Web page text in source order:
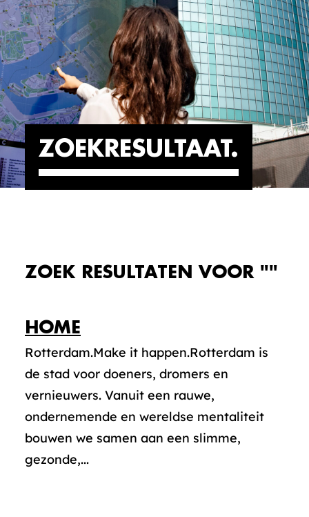
ZOEKRESULTAAT
ZOEK RESULTATEN VOOR ""
HOME
Rotterdam.Make it happen.Rotterdam is
de stad voor doeners, dromers en
vernieuwers. Vanuit een rauwe,
ondernemende en wereldse mentaliteit
bouwen we samen aan een slimme,
gezonde,...